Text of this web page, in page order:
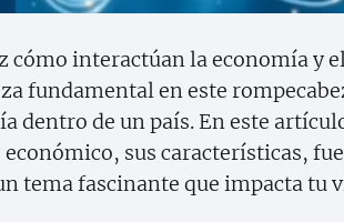
cómo interactúan la economía y
fundamental en este
dentro de un país. En este
sus características,
tema fascinante que impacta tu